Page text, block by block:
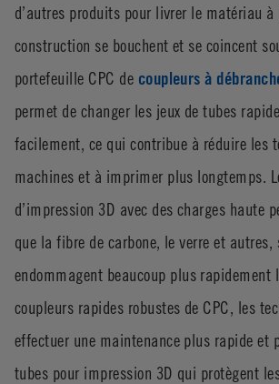
d’autres produits pour livrer le matériau
construction se bouchent et se coincent
portefeuille CPC de coupleurs à
permet de changer les jeux de tubes
facilement, ce qui contribue à réduire les
machines et à imprimer plus longtemps.
d’impression 3D avec des charges haute
que la fibre de carbone, le verre et
endommagent beaucoup plus rapidement
coupleurs rapides robustes de CPC, les
effectuer une maintenance plus rapide et
tubes pour impression 3D qui protègent